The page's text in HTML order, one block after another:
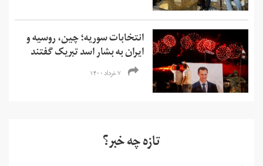
انتخابات سوریه؛ چین، روسیه و
ایران به بشار اسد تبریک گفتند
۷ خرداد ۱۴۰۰
تازه چه خبر؟